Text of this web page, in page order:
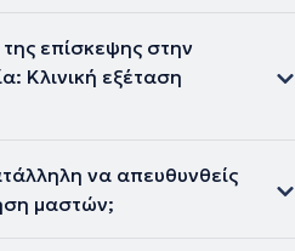
επίσκεψης στην
Κλινική εξέταση
να απευθυνθείς
μαστών;